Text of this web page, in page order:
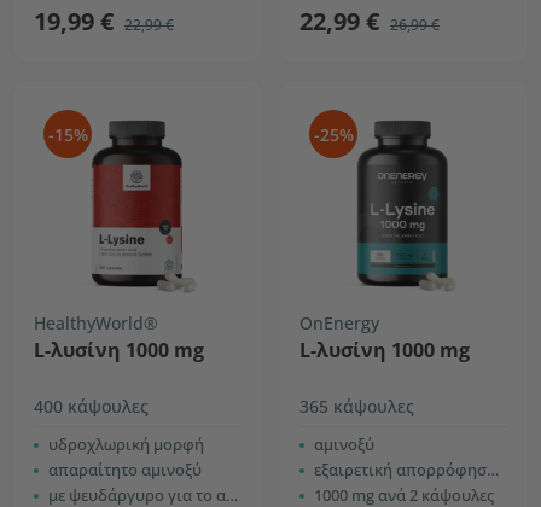
19,99 € 22,99 € 22,99 € 26,99 €
-15%
HealthyWorld®
L-λυσίνη 1000 mg
400 κάψουλες
υδροχλωρική μορφή
απαραίτητο αμινοξύ
με ψευδάργυρο για το ανοσοποιητικό σύστημα
-25%
OnEnergy
L-λυσίνη 1000 mg
365 κάψουλες
αμινοξύ
εξαιρετική απορρόφηση και χρήση
1000 mg ανά 2 κάψουλες